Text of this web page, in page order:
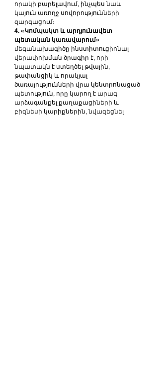
որակի բարելավում, ինչպես նաև
կայուն առողջ սովորությունների
զարգացում։
4. «Կոմպակտ և արդյունավետ
պետական ​​կառավարում»
մեգանախագիծը ինստիտուցիոնալ
վերափոխման ծրագիր է, որի
նպատակն է ստեղծել թվային,
թափանցիկ և որակյալ
ծառայությունների վրա կենտրոնացած
պետություն, որը կարող է արագ
արձագանքել քաղաքացիների և
բիզնեսի կարիքներին, նվազեցնել